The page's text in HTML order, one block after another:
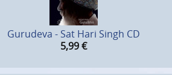
Gurudeva - Sat Hari Singh CD
5,99€